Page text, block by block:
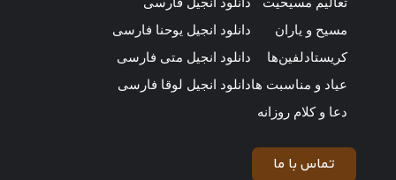
مسیح و یاران
کریستادلفین‌ها
عیاد و مناسبت ها
دعا و کلام روزانه
دانلود انجیل یوحنا فارسی
دانلود انجیل متی فارسی
دانلود انجیل لوقا فارسی
تماس با ما